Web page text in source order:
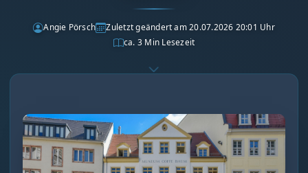
Angie Pörsch
Zuletzt geändert am 20.07.2026 20:01 Uhr
ca. 3 Min Lesezeit